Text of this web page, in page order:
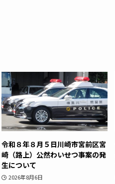
令和８年８月５日川崎市宮前区宮
崎（路上）公然わいせつ事案の発
生について
2026年8月6日